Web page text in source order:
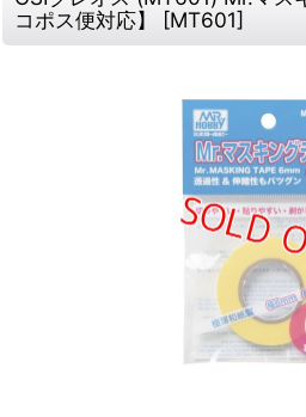
コポス便対応】 [MT601]